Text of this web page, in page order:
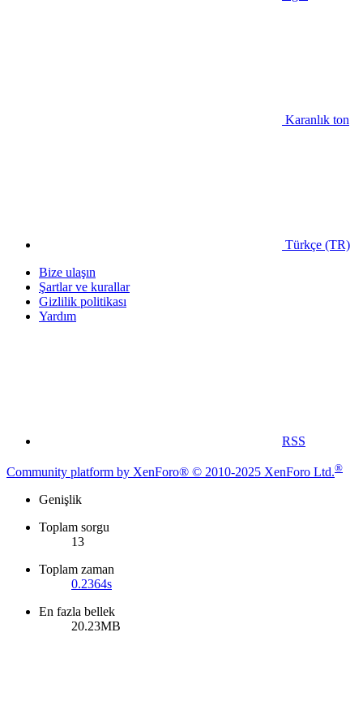
Karanlık ton
Türkçe (TR)
Bize ulaşın
Şartlar ve kurallar
Gizlilik politikası
Yardım
RSS
Community platform by XenForo® © 2010-2025 XenForo Ltd.®
Genişlik
Toplam sorgu
13
Toplam zaman
0.2364s
En fazla bellek
20.23MB